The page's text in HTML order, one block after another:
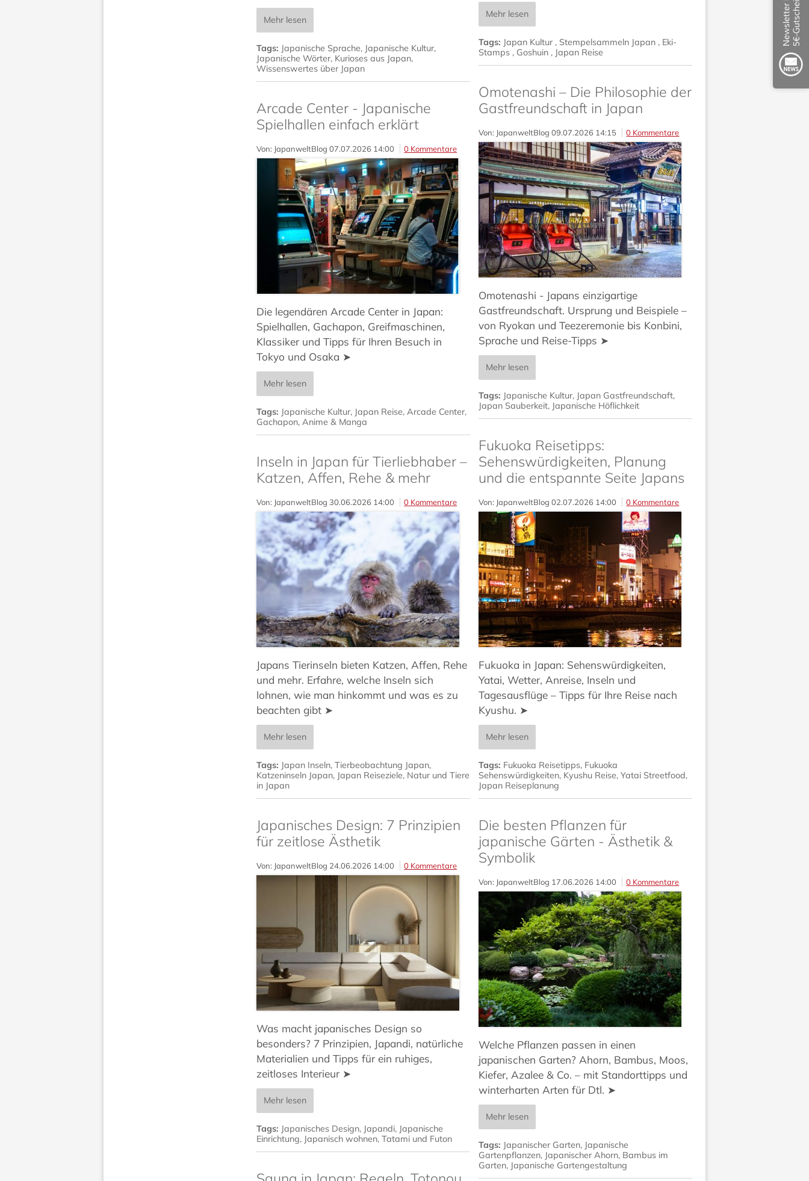
Mehr lesen
Tags: Japanische Sprache, Japanische Kultur,
Japanische Wörter, Kurioses aus Japan,
Wissenswertes über Japan
Mehr lesen
Tags: Japan Kultur , Stempelsammeln Japan , Eki-
Stamps , Goshuin , Japan Reise
Omotenashi – Die Philosophie der
Gastfreundschaft in Japan
Von: JapanweltBlog09.07.2026 14:15 0 Kommentare
Omotenashi - Japans einzigartige
Gastfreundschaft. Ursprung und Beispiele –
von Ryokan und Teezeremonie bis Konbini,
Sprache und Reise-Tipps ➤
Mehr lesen
Tags: Japanische Kultur, Japan Gastfreundschaft,
Japan Sauberkeit, Japanische Höflichkeit
Arcade Center - Japanische
Spielhallen einfach erklärt
Von: JapanweltBlog07.07.2026 14:00 0 Kommentare
Die legendären Arcade Center in Japan:
Spielhallen, Gachapon, Greifmaschinen,
Klassiker und Tipps für Ihren Besuch in
Tokyo und Osaka ➤
Mehr lesen
Tags: Japanische Kultur, Japan Reise,Arcade Center,
Gachapon,Anime & Manga
Fukuoka Reisetipps:
Sehenswürdigkeiten, Planung
und die entspannte Seite Japans
Von: JapanweltBlog02.07.2026 14:00 0 Kommentare
Fukuoka in Japan: Sehenswürdigkeiten,
Yatai, Wetter, Anreise, Inseln und
Tagesausflüge – Tipps für Ihre Reise nach
Kyushu. ➤
Mehr lesen
Tags: Fukuoka Reisetipps, Fukuoka
Sehenswürdigkeiten, Kyushu Reise,Yatai Streetfood,
Japan Reiseplanung
Inseln in Japan für Tierliebhaber –
Katzen, Affen, Rehe & mehr
Von: JapanweltBlog 30.06.2026 14:00 0 Kommentare
Japans Tierinseln bieten Katzen, Affen, Rehe
und mehr. Erfahre, welche Inseln sich
lohnen, wie man hinkommt und was es zu
beachten gibt ➤
Mehr lesen
Tags: Japan Inseln,Tierbeobachtung Japan,
Katzeninseln Japan, Japan Reiseziele, Natur und Tiere
in Japan
Japanisches Design: 7 Prinzipien
für zeitlose Ästhetik
Von: JapanweltBlog 24.06.2026 14:00 0 Kommentare
Was macht japanisches Design so
besonders? 7 Prinzipien, Japandi, natürliche
Materialien und Tipps für ein ruhiges,
zeitloses Interieur ➤
Mehr lesen
Tags: Japanisches Design, Japandi, Japanische
Einrichtung, Japanisch wohnen,Tatami und Futon
Die besten Pflanzen für
japanische Gärten - Ästhetik &
Symbolik
Von: JapanweltBlog 17.06.2026 14:00 0 Kommentare
Welche Pflanzen passen in einen
japanischen Garten? Ahorn, Bambus, Moos,
Kiefer, Azalee & Co. – mit Standorttipps und
winterharten Arten für Dtl. ➤
Mehr lesen
Tags: Japanischer Garten, Japanische
Gartenpflanzen, Japanischer Ahorn, Bambus im
Garten, Japanische Gartengestaltung